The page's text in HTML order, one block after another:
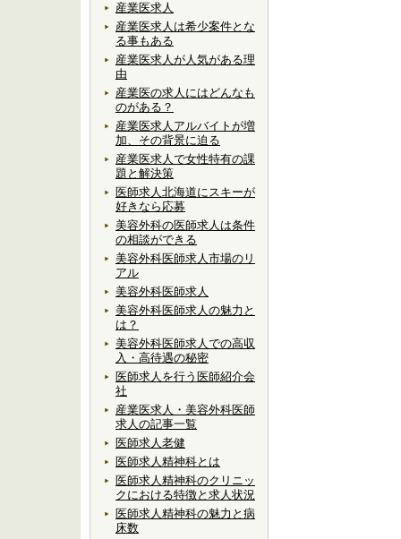
産業医求人
産業医求人は希少案件とな
る事もある
産業医求人が人気がある理
由
産業医の求人にはどんなも
のがある？
産業医求人アルバイトが増
加、その背景に迫る
産業医求人で女性特有の課
題と解決策
医師求人北海道にスキーが
好きなら応募
美容外科の医師求人は条件
の相談ができる
美容外科医師求人市場のリ
アル
美容外科医師求人
美容外科医師求人の魅力と
は？
美容外科医師求人での高収
入・高待遇の秘密
医師求人を行う医師紹介会
社
産業医求人・美容外科医師
求人の記事一覧
医師求人老健
医師求人精神科とは
医師求人精神科のクリニッ
クにおける特徴と求人状況
医師求人精神科の魅力と病
床数